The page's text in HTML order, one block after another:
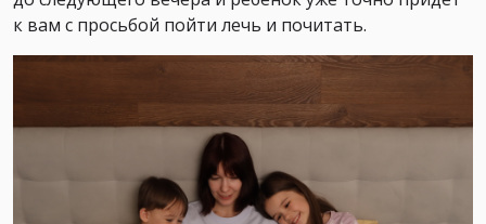
к вам с просьбой пойти лечь и почитать.